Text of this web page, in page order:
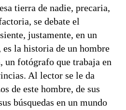
tierra de nadie, precaria,
se debate el
justamente, en un
la historia de un hombre
un fotógrafo que trabaja en
Al lector se le da
de este hombre, de sus
búsquedas en un mundo